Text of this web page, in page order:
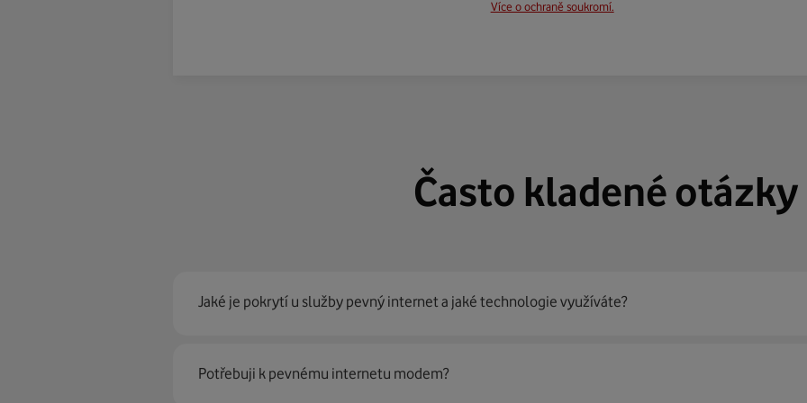
Více o ochraně soukromí.
Často kladené otázky
Jaké je pokrytí u služby pevný internet a jaké technologie využíváte?
Pevný internet můžeme nabídnout99 % českých domácností
prostřednictvím několika
Potřebuji k pevnému internetu modem?